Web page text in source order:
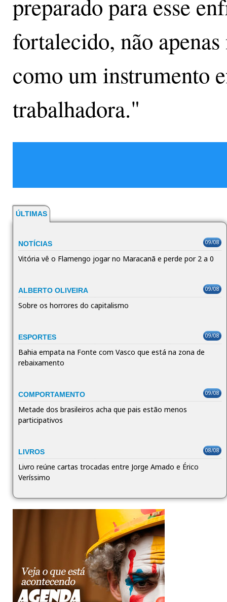
preparado para esse
fortalecido, não
como um instrumento
trabalhadora."
ÚLTIMAS
NOTÍCIAS 09/08
Vitória vê o Flamengo jogar no Maracanã e perde por 2 a 0
ALBERTO OLIVEIRA 09/08
Sobre os horrores do capitalismo
ESPORTES 09/08
Bahia empata na Fonte com Vasco que está na zona de
rebaixamento
COMPORTAMENTO 09/08
Metade dos brasileiros acha que pais estão menos
participativos
LIVROS 08/08
Livro reúne cartas trocadas entre Jorge Amado e Érico
Veríssimo